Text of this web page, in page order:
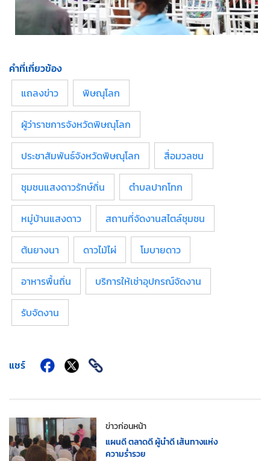
คำที่เกี่ยวข้อง
แถลงข่าว
พิษณุโลก
ผู้ว่าราชการจังหวัดพิษณุโลก
ประชาสัมพันธ์จังหวัดพิษณุโลก สื่อมวลชน
ชุมชนแสงดาวรักษ์ถิ่น ตำบลปากโทก
หมู่บ้านแสงดาว สถานที่จัดงานสไตล์ชุมชน
ต้นยางนา ดาวไม้ไผ่ โมบายดาว
อาหารพื้นถิ่น บริการให้เช่าอุปกรณ์จัดงาน
รับจัดงาน
แชร์
ข่าวก่อนหน้า
แผนดี ตลาดดี ผู้นำดี เส้นทางแห่ง
ความร่ำรวย